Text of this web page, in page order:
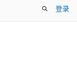
登录